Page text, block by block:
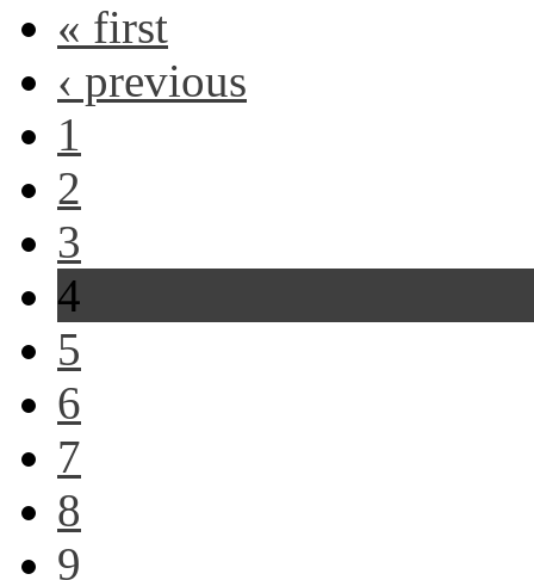
« first
‹ previous
1
2
3
4
5
6
7
8
9